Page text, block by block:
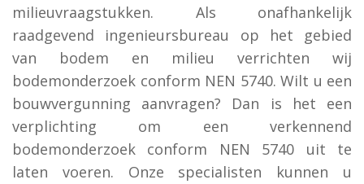
milieuvraagstukken. Als onafhankelijk
raadgevend ingenieursbureau op het gebied
van bodem en milieu verrichten wij
bodemonderzoek conform NEN 5740. Wilt u een
bouwvergunning aanvragen? Dan is het een
verplichting om een verkennend
bodemonderzoek conform NEN 5740 uit te
laten voeren. Onze specialisten kunnen u